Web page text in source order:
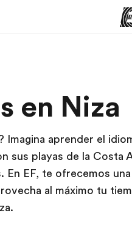
en Niza
aprender el
sus playas de la Costa
EF, te ofrecemos
al máximo tu